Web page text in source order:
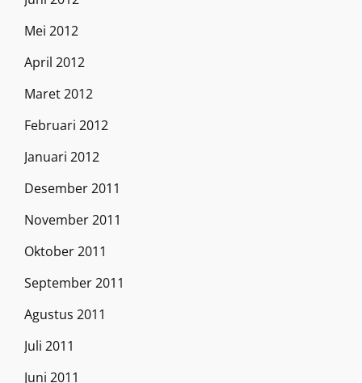
Mei 2012
April 2012
Maret 2012
Februari 2012
Januari 2012
Desember 2011
November 2011
Oktober 2011
September 2011
Agustus 2011
Juli 2011
Juni 2011